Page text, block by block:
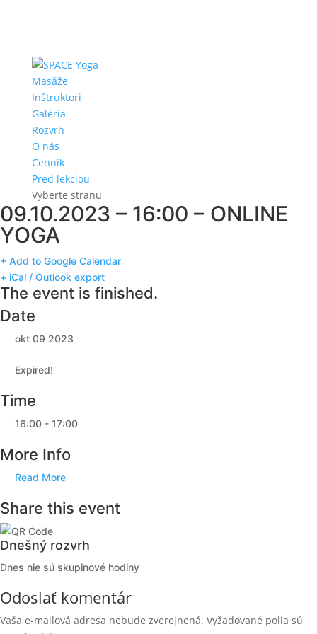
Masáže
Inštruktori
Galéria
Rozvrh
O nás
Cenník
Pred lekciou
Vyberte stranu
09.10.2023 – 16:00 – ONLINE
YOGA
+ Add to Google Calendar
+ iCal / Outlook export
The event is finished.
Date
okt 09 2023
Expired!
Time
16:00 - 17:00
More Info
Read More
Share this event
Dnešný rozvrh
Dnes nie sú skupinové hodiny
Odoslať komentár
Vaša e-mailová adresa nebude zverejnená. Vyžadované polia sú